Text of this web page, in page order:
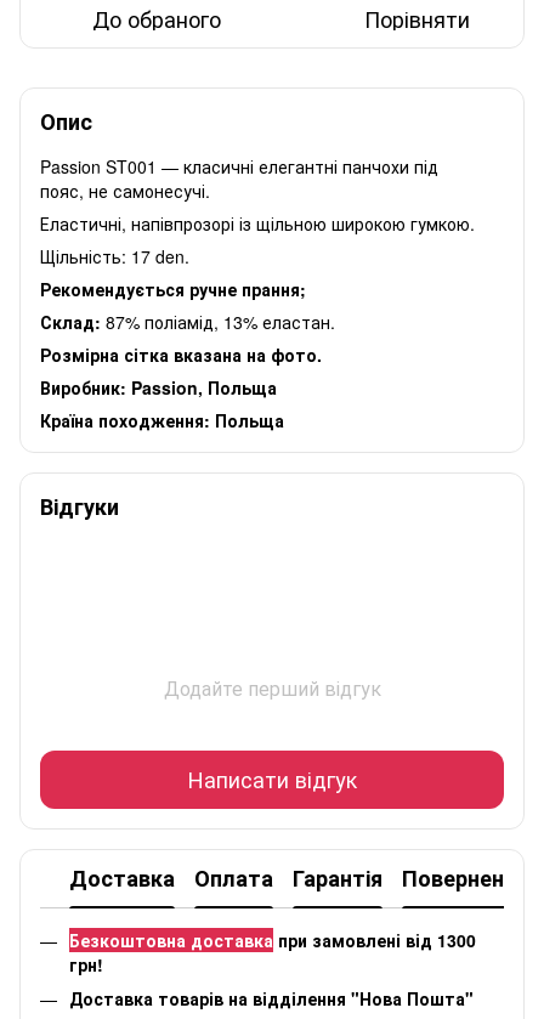
До обраного Порівняти
Опис
Passion ST001 — класичні елегантні панчохи під
пояс, не самонесучі.
Еластичні, напівпрозорі із щільною широкою гумкою.
Щільність: 17 den.
Рекомендується ручне прання;
Склад: 87% поліамід, 13% еластан.
Розмірна сітка вказана на фото.
Виробник: Passion, Польща
Країна походження: Польща
Відгуки
Додайте перший відгук
Написати відгук
Доставка Оплата Гарантія Повернення
Безкоштовна доставка при замовлені від 1300
грн!
Доставка товарів на відділення "Нова Пошта"